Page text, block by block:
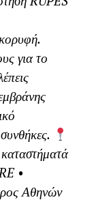
για το
•
Αθηνών